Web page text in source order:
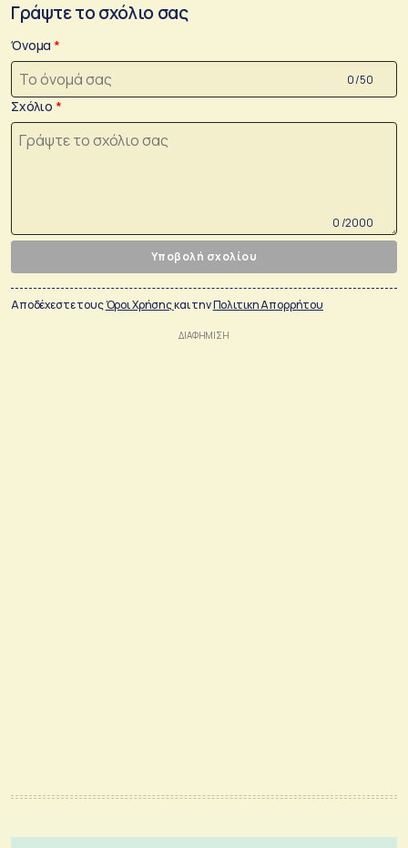
Γράψτε το σχόλιο σας
Όνομα
0 /50
Σχόλιο
0 /2000
Υποβολή σχολίου
Αποδέχεστε τουςΌροι Χρήσηςκαι τηνΠολιτικη Απορρήτου